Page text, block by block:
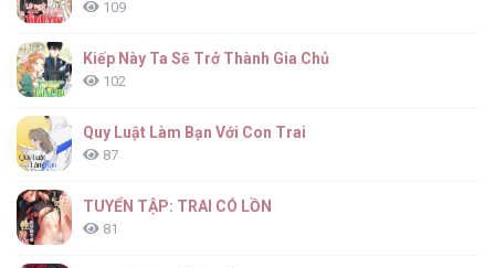
109
Kiếp Này Ta Sẽ Trở Thành Gia Chủ
102
Quy Luật Làm Bạn Với Con Trai
87
TUYỂN TẬP: TRAI CÓ LỒN
81